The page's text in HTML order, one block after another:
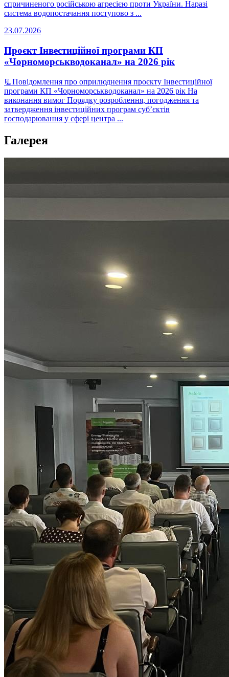
спричиненого російською агресією проти України. Наразі
система водопостачання поступово з ...
23.07.2026
Проєкт Інвестиційної програми КП
«Чорноморськводоканал» на 2026 рік
📃Повідомлення про оприлюднення проєкту Інвестиційної
програми КП «Чорноморськводоканал» на 2026 рік На
виконання вимог Порядку розроблення, погодження та
затвердження інвестиційних програм суб’єктів
господарювання у сфері центра ...
Галерея